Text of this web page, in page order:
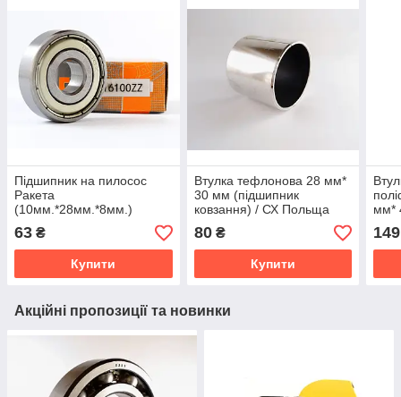
Підшипник на пилосос
Ракета
(10мм.*28мм.*8мм.)
63 ₴
Купити
Втулка тефлонова 28 мм*
30 мм (підшипник
ковзання) / СХ Польща
80₴
Купити
мм*
149
Акційні пропозиції та новинки